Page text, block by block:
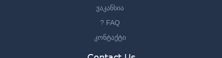
ვაკანსია
? FAQ
კონტაქტი